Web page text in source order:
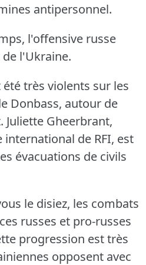
antipersonnel.
l'offensive russe
l'Ukraine.
été très violents sur les
Donbass, autour de
Juliette Gheerbrant,
de RFI, est
évacuations de civils
le disiez, les combats
russes et pro-russes
progression est très
opposent avec